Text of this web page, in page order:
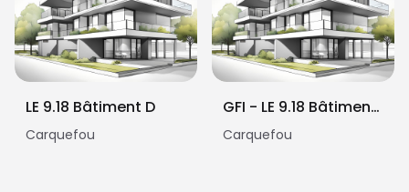
LE 9.18 Bâtiment D
Carquefou
GFI - LE 9.18 Bâtiment D
Carquefou